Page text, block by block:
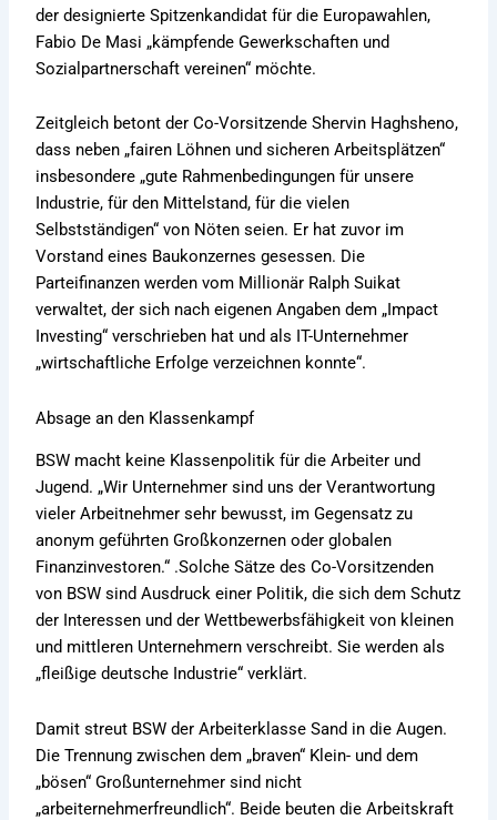
der designierte Spitzenkandidat für die Europawahlen,
Fabio De Masi „kämpfende Gewerkschaften und
Sozialpartnerschaft vereinen“ möchte.
Zeitgleich betont der Co-Vorsitzende Shervin Haghsheno,
dass neben „fairen Löhnen und sicheren Arbeitsplätzen“
insbesondere „gute Rahmenbedingungen für unsere
Industrie, für den Mittelstand, für die vielen
Selbstständigen“ von Nöten seien. Er hat zuvor im
Vorstand eines Baukonzernes gesessen. Die
Parteifinanzen werden vom Millionär Ralph Suikat
verwaltet, der sich nach eigenen Angaben dem „Impact
Investing“ verschrieben hat und als IT-Unternehmer
„wirtschaftliche Erfolge verzeichnen konnte“.
Absage an den Klassenkampf
BSW macht keine Klassenpolitik für die Arbeiter und
Jugend. „Wir Unternehmer sind uns der Verantwortung
vieler Arbeitnehmer sehr bewusst, im Gegensatz zu
anonym geführten Großkonzernen oder globalen
Finanzinvestoren.“ .Solche Sätze des Co-Vorsitzenden
von BSW sind Ausdruck einer Politik, die sich dem Schutz
der Interessen und der Wettbewerbsfähigkeit von kleinen
und mittleren Unternehmern verschreibt. Sie werden als
„fleißige deutsche Industrie“ verklärt.
Damit streut BSW der Arbeiterklasse Sand in die Augen.
Die Trennung zwischen dem „braven“ Klein- und dem
„bösen“ Großunternehmer sind nicht
„arbeiternehmerfreundlich“. Beide beuten die Arbeitskraft